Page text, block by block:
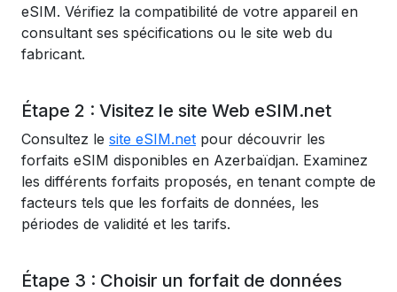
eSIM. Vérifiez la compatibilité de votre appareil en
consultant ses spécifications ou le site web du
fabricant.
Étape 2 : Visitez le site Web eSIM.net
Consultez le site eSIM.net pour découvrir les
forfaits eSIM disponibles en Azerbaïdjan. Examinez
les différents forfaits proposés, en tenant compte de
facteurs tels que les forfaits de données, les
périodes de validité et les tarifs.
Étape 3 : Choisir un forfait de données